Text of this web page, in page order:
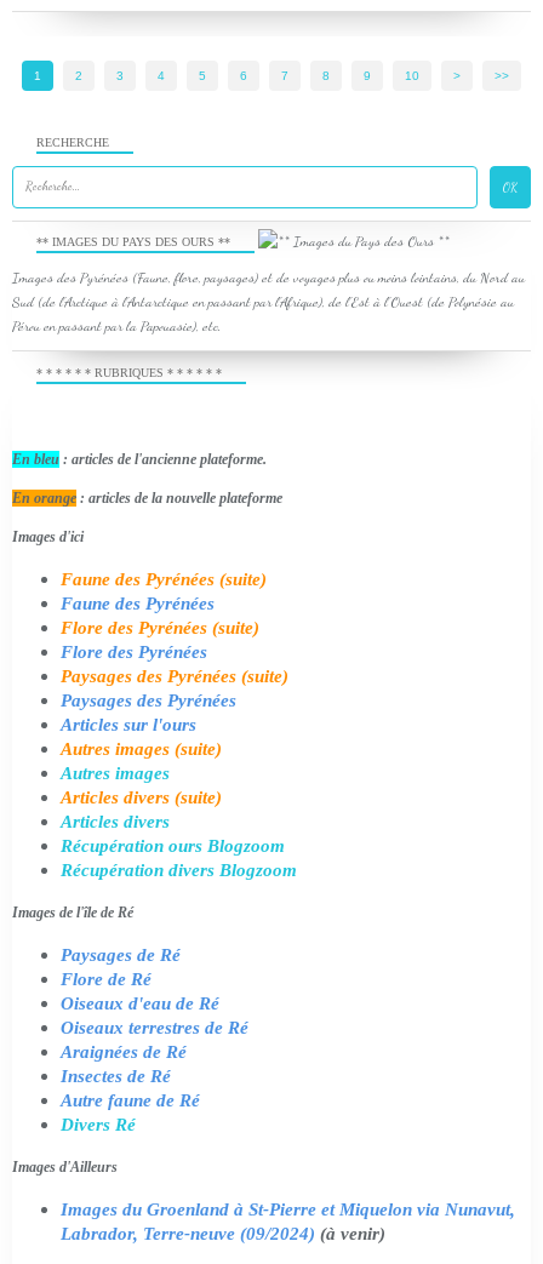
1 2 3 4 5 6 7 8 9 10 > >>
RECHERCHE
** IMAGES DU PAYS DES OURS **
Images des Pyrénées (Faune, flore, paysages) et de voyages plus ou moins lointains, du Nord au
Sud (de l'Arctique à l'Antarctique en passant par l'Afrique), de l'Est à l'Ouest (de Polynésie au
Pérou en passant par la Papouasie), etc.
* * * * * * RUBRIQUES * * * * * *
En bleu : articles de l'ancienne plateforme.
En orange : articles de la nouvelle plateforme
Images d'ici
Faune des Pyrénées (suite)
Faune des Pyrénées
Flore des Pyrénées (suite)
Flore des Pyrénées
Paysages des Pyrénées (suite)
Paysages des Pyrénées
Articles sur l'ours
Autres images (suite)
Autres images
Articles divers (suite)
Articles divers
Récupération ours Blogzoom
Récupération divers Blogzoom
Images de l'île de Ré
Paysages de Ré
Flore de Ré
Oiseaux d'eau de Ré
Oiseaux terrestres de Ré
Araignées de Ré
Insectes de Ré
Autre faune de Ré
Divers Ré
Images d'Ailleurs
Images du Groenland à St-Pierre et Miquelon via Nunavut,
Labrador, Terre-neuve (09/2024) (à venir)